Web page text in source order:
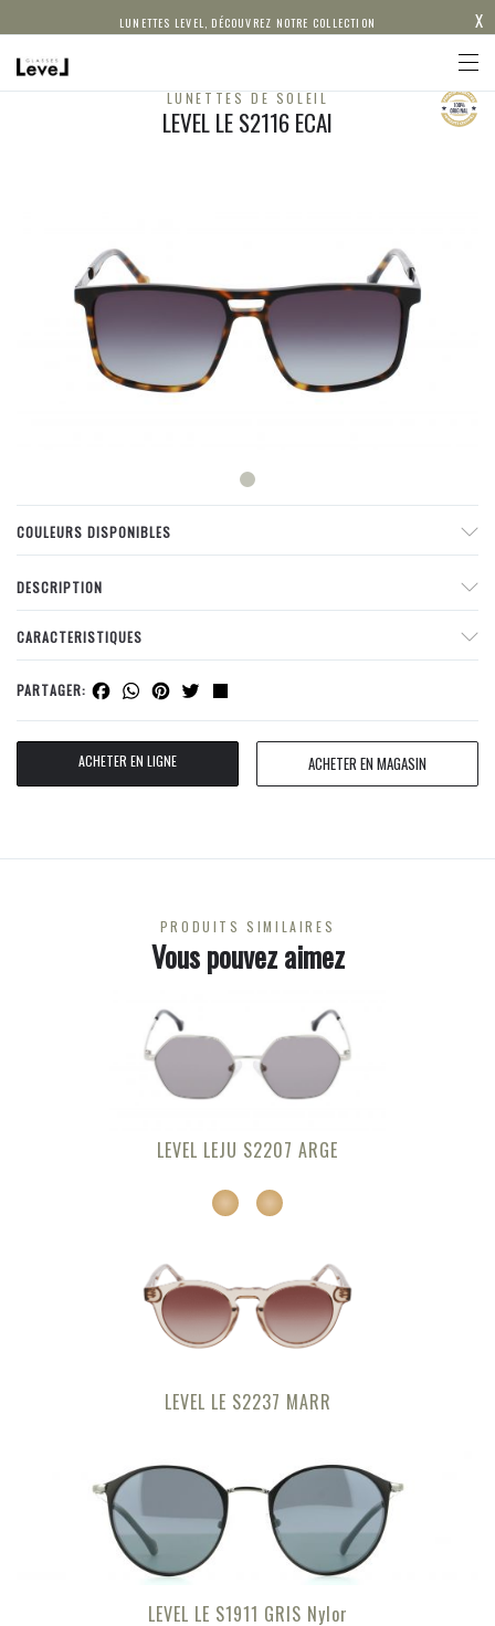
LUNETTES LEVEL, DÉCOUVREZ NOTRE COLLECTION X
LUNETTES DE SOLEIL
LEVEL LE S2116 ECAI
COULEURS DISPONIBLES
DESCRIPTION
CARACTERISTIQUES
PARTAGER: Facebook
WhatsApp
Pinterest
Twitter
ACHETER EN LIGNE ACHETER EN MAGASIN
PRODUITS SIMILAIRES
Vous pouvez aimez
LEVEL LEJU S2207 ARGE
LEVEL LE S2237 MARR
LEVEL LE S1911 GRIS Nylor